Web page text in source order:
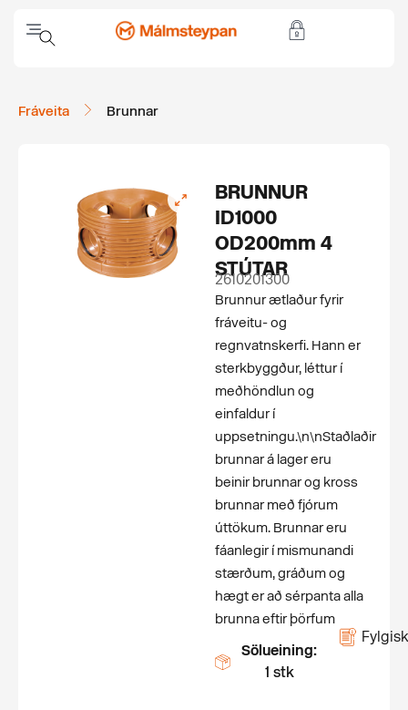
Fráveita Brunnar
BRUNNUR
ID1000
OD200mm 4
STÚTAR
2610201300
Brunnur ætlaður fyrir
fráveitu- og
regnvatnskerfi. Hann er
sterkbyggður, léttur í
meðhöndlun og
einfaldur í
uppsetningu.\n\nStaðlaðir
brunnar á lager eru
beinir brunnar og kross
brunnar með fjórum
úttökum. Brunnar eru
fáanlegir í mismunandi
stærðum, gráðum og
hægt er að sérpanta alla
brunna eftir þörfum
Sölueining:
1 stk